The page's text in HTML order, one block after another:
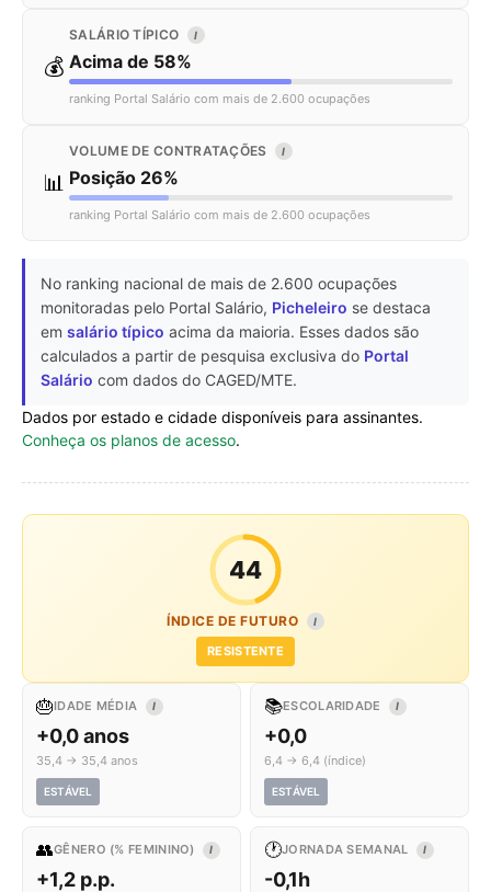
💰
SALÁRIO TÍPICO I
Acima de 58%
ranking Portal Salário com mais de 2.600 ocupações
📊
VOLUME DE CONTRATAÇÕES I
Posição 26%
ranking Portal Salário com mais de 2.600 ocupações
No ranking nacional de mais de 2.600 ocupações
monitoradas pelo Portal Salário, Picheleiro se destaca
em salário típico acima da maioria. Esses dados são
calculados a partir de pesquisa exclusiva do Portal
Salário com dados do CAGED/MTE.
Dados por estado e cidade disponíveis para assinantes.
Conheça os planos de acesso.
44
ÍNDICE DE FUTURO I
RESISTENTE
🎂IDADE MÉDIA I
+0,0 anos
35,4 → 35,4 anos
ESTÁVEL
📚ESCOLARIDADE I
+0,0
6,4 → 6,4 (índice)
ESTÁVEL
👥GÊNERO (% FEMININO) I
+1,2 p.p.
🕐JORNADA SEMANAL I
-0,1h